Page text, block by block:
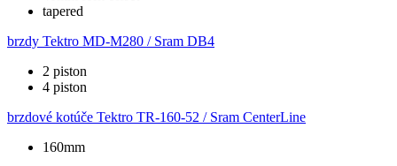
tapered
brzdy Tektro MD-M280 / Sram DB4
2 piston
4 piston
brzdové kotúče Tektro TR-160-52 / Sram CenterLine
160mm